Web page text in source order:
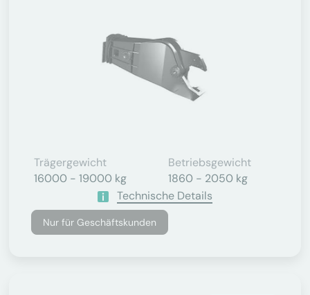
Trägergewicht
16000 - 19000 kg
Betriebsgewicht
1860 - 2050 kg
Technische Details
Nur für Geschäftskunden